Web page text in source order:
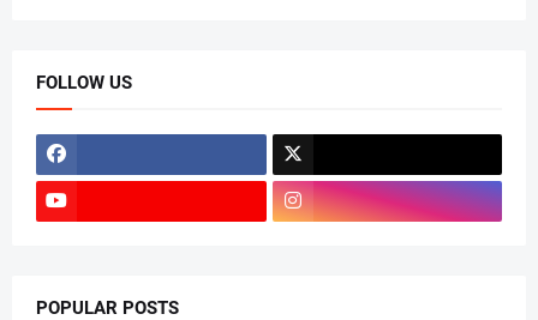
FOLLOW US
POPULAR POSTS